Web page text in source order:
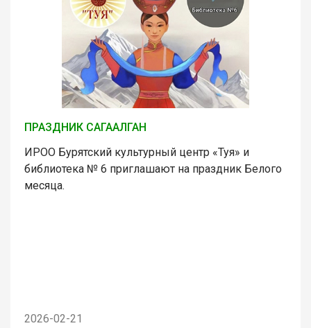
ПРАЗДНИК САГААЛГАН
ИРОО Бурятский культурный центр «Туя» и
библиотека № 6 приглашают на праздник Белого
месяца.
2026-02-21